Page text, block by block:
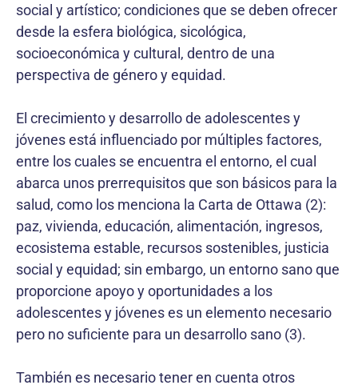
social y artístico; condiciones que se deben ofrecer
desde la esfera biológica, sicológica,
socioeconómica y cultural, dentro de una
perspectiva de género y equidad.
El crecimiento y desarrollo de adolescentes y
jóvenes está influenciado por múltiples factores,
entre los cuales se encuentra el entorno, el cual
abarca unos prerrequisitos que son básicos para la
salud, como los menciona la Carta de Ottawa (2):
paz, vivienda, educación, alimentación, ingresos,
ecosistema estable, recursos sostenibles, justicia
social y equidad; sin embargo, un entorno sano que
proporcione apoyo y oportunidades a los
adolescentes y jóvenes es un elemento necesario
pero no suficiente para un desarrollo sano (3).
También es necesario tener en cuenta otros